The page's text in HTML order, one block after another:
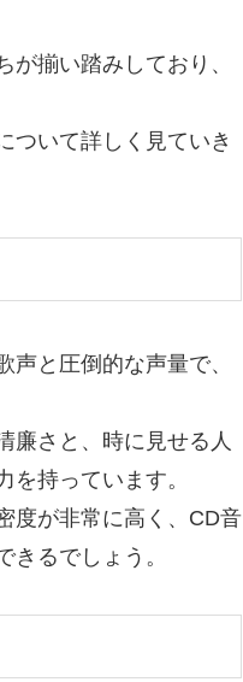
揃い踏みしており、
ついて詳しく見ていき
と圧倒的な声量で、
廉さと、時に見せる人
持っています。
度が非常に高く、CD音
るでしょう。